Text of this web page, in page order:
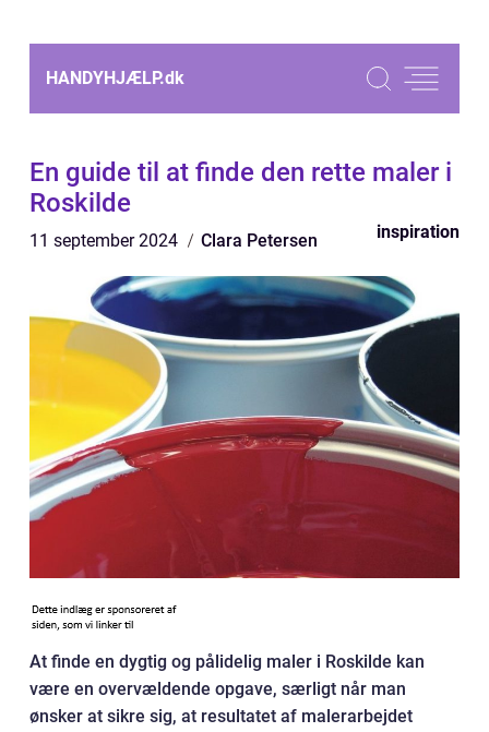
HANDYHJÆLP.dk
En guide til at finde den rette maler i
Roskilde
11 september 2024 Clara Petersen inspiration
At finde en dygtig og pålidelig maler i Roskilde kan
være en overvældende opgave, særligt når man
ønsker at sikre sig, at resultatet af malerarbejdet